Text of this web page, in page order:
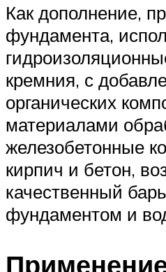
Как дополнение,
фундамента,
кремния, с
органических
материалами
железобетонные
кирпич и бетон,
качественный
фундаментом и